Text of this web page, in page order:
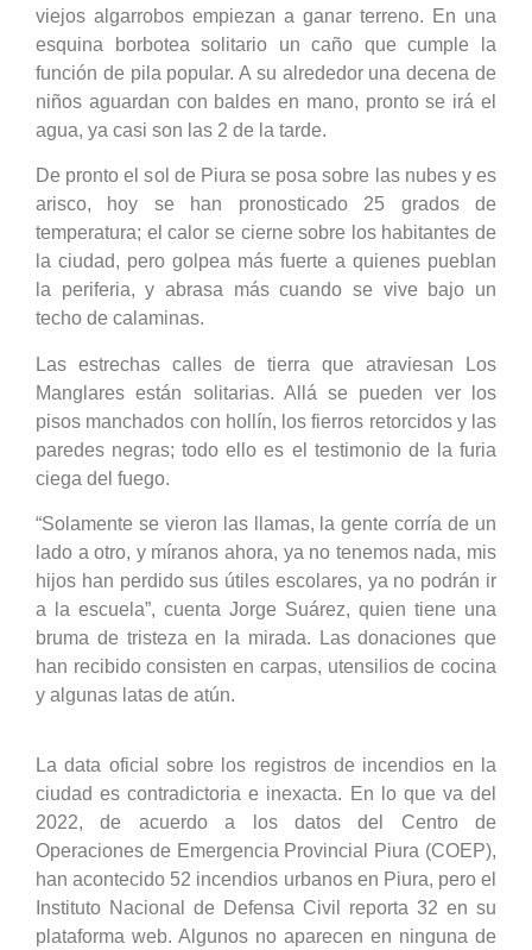
viejos algarrobos empiezan a ganar terreno. En una
esquina borbotea solitario un caño que cumple la
función de pila popular. A su alrededor una decena de
niños aguardan con baldes en mano, pronto se irá el
agua, ya casi son las 2 de la tarde.
De pronto el sol de Piura se posa sobre las nubes y es
arisco, hoy se han pronosticado 25 grados de
temperatura; el calor se cierne sobre los habitantes de
la ciudad, pero golpea más fuerte a quienes pueblan
la periferia, y abrasa más cuando se vive bajo un
techo de calaminas.
Las estrechas calles de tierra que atraviesan Los
Manglares están solitarias. Allá se pueden ver los
pisos manchados con hollín, los fierros retorcidos y las
paredes negras; todo ello es el testimonio de la furia
ciega del fuego.
“Solamente se vieron las llamas, la gente corría de un
lado a otro, y míranos ahora, ya no tenemos nada, mis
hijos han perdido sus útiles escolares, ya no podrán ir
a la escuela”, cuenta Jorge Suárez, quien tiene una
bruma de tristeza en la mirada. Las donaciones que
han recibido consisten en carpas, utensilios de cocina
y algunas latas de atún.
La data oficial sobre los registros de incendios en la
ciudad es contradictoria e inexacta. En lo que va del
2022, de acuerdo a los datos del Centro de
Operaciones de Emergencia Provincial Piura (COEP),
han acontecido 52 incendios urbanos en Piura, pero el
Instituto Nacional de Defensa Civil reporta 32 en su
plataforma web. Algunos no aparecen en ninguna de